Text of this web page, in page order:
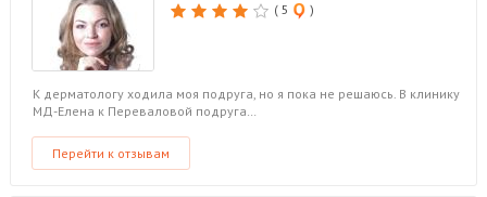
( 5 )
К дерматологу ходила моя подруга, но я пока не решаюсь. В клинику
МД-Елена к Переваловой подруга…
Перейти к отзывам